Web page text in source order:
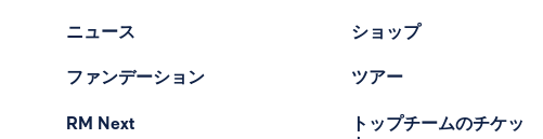
ニュース
ファンデーション
RM Next
ショップ
ツアー
トップチームのチケッ